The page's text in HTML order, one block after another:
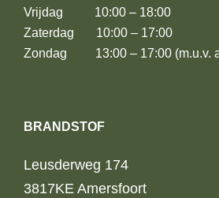
Vrijdag 10:00 – 18:00
Zaterdag 10:00 – 17:00
Zondag 13:00 – 17:00 (m.u.v.
BRANDSTOF
Leusderweg 174
3817KE Amersfoort